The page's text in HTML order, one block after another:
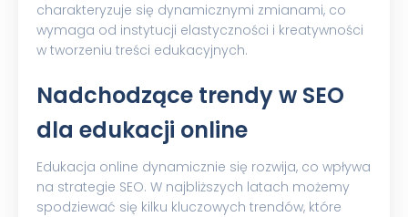
charakteryzuje się dynamicznymi zmianami, co
wymaga od instytucji elastyczności i kreatywności
w tworzeniu treści edukacyjnych.
Nadchodzące trendy w SEO
dla edukacji online
Edukacja online dynamicznie się rozwija, co wpływa
na strategie SEO. W najbliższych latach możemy
spodziewać się kilku kluczowych trendów, które